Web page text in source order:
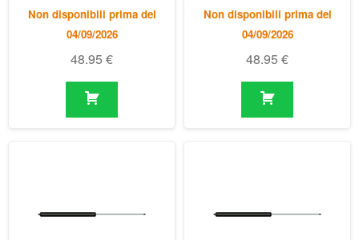
Non disponibili prima del
04/09/2026
48.95 €
Non disponibili prima del
04/09/2026
48.95 €